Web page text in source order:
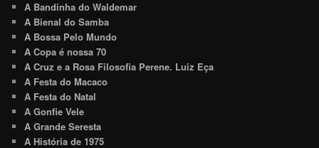
A Bandinha do Waldemar
A Bienal do Samba
A Bossa Pelo Mundo
A Copa é nossa 70
A Cruz e a Rosa Filosofia Perene. Luiz Eça
A Festa do Macaco
A Festa do Natal
A Gonfie Vele
A Grande Seresta
A História de 1975